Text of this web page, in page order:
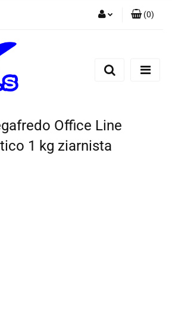
Zarejestruj się
(0)
Office Line
1 kg ziarnista